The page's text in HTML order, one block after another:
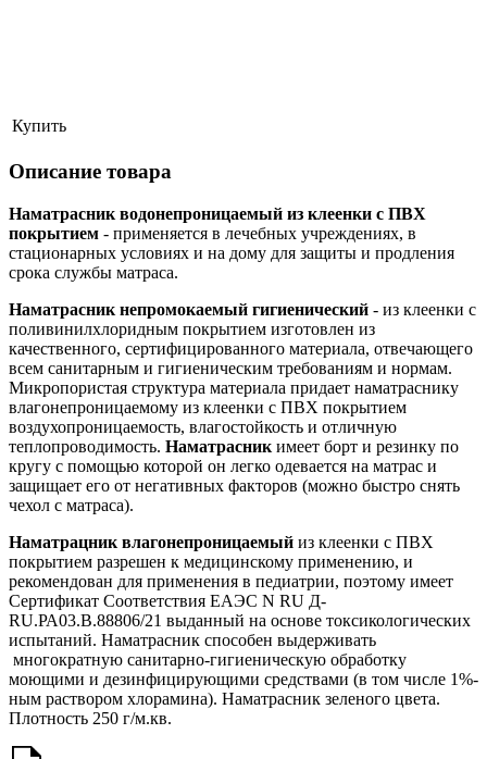
Купить
Описание товара
Наматрасник водонепроницаемый из клеенки с ПВХ
покрытием - применяется в лечебных учреждениях, в
стационарных условиях и на дому для защиты и продления
срока службы матраса.
Наматрасник непромокаемый гигиенический - из клеенки с
поливинилхлоридным покрытием изготовлен из
качественного, сертифицированного материала, отвечающего
всем санитарным и гигиеническим требованиям и нормам.
Микропористая структура материала придает наматраснику
влагонепроницаемому из клеенки с ПВХ покрытием
воздухопроницаемость, влагостойкость и отличную
теплопроводимость. Наматрасник имеет борт и резинку по
кругу с помощью которой он легко одевается на матрас и
защищает его от негативных факторов (можно быстро снять
чехол с матраса).
Наматрацник влагонепроницаемый из клеенки с ПВХ
покрытием разрешен к медицинскому применению, и
рекомендован для применения в педиатрии, поэтому имеет
Сертификат Соответствия ЕАЭС N RU Д-
RU.РА03.В.88806/21 выданный на основе токсикологических
испытаний. Наматрасник способен выдерживать
многократную санитарно-гигиеническую обработку
моющими и дезинфицирующими средствами (в том числе 1%-
ным раствором хлорамина). Наматрасник зеленого цвета.
Плотность 250 г/м.кв.